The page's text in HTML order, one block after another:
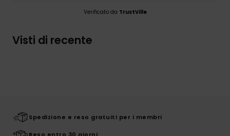
Verificato da TrustVille
Visti di recente
Spedizione e reso gratuiti per i membri
Reso entro 30 giorni